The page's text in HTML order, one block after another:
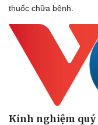
thuốc chữa bệnh.
Kinh nghiệm quý